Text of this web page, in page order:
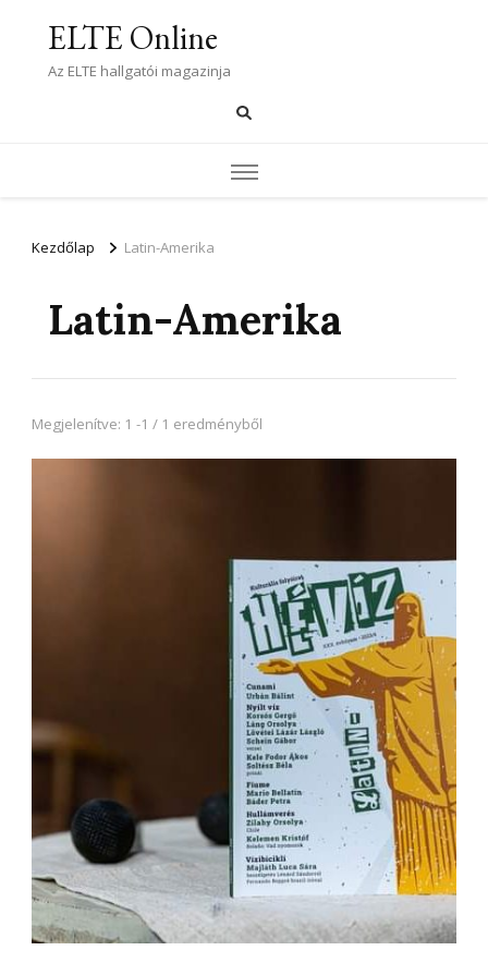
ELTE Online
Az ELTE hallgatói magazinja
Kezdőlap Latin-Amerika
Latin-Amerika
Megjelenítve: 1 -1 / 1 eredményből